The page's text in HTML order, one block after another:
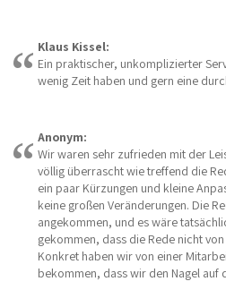
Klaus Kissel:
Ein praktischer, unkomplizierter
wenig Zeit haben und gern eine
Anonym:
Wir waren sehr zufrieden mit der
völlig überrascht wie treffend die
ein paar Kürzungen und kleine
keine großen Veränderungen. Die
angekommen, und es wäre
gekommen, dass die Rede nicht
Konkret haben wir von einer
bekommen, dass wir den Nagel auf